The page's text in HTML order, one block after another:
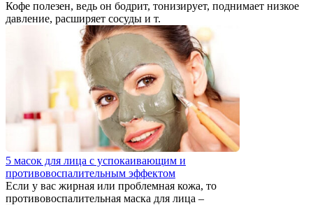
Кофе полезен, ведь он бодрит, тонизирует, поднимает низкое
давление, расширяет сосуды и т.
5 масок для лица с успокаивающим и
противовоспалительным эффектом
Если у вас жирная или проблемная кожа, то
противовоспалительная маска для лица –